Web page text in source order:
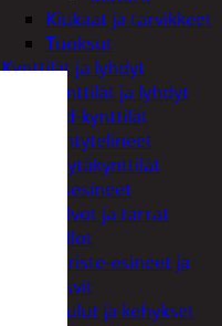
Kiukaat ja tarvikkeet
Tuoksut
Kynttilät ja lyhdyt
Kynttilät ja lyhdyt
Led-kynttilät
Lyhtytelineet
Pöytäkynttilät
Sisustusesineet
Kalvot ja tarrat
Kellot
Koriste-esineet ja
kasvit
Taulut ja kehykset